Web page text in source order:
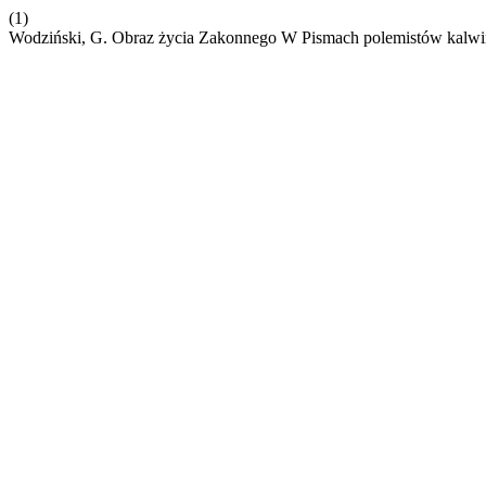
(1)
Wodziński, G. Obraz życia Zakonnego W Pismach polemistów